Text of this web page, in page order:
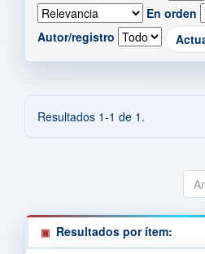
En orden
Autor/registro
Resultados 1-1 de 1.
Resultados por ítem: